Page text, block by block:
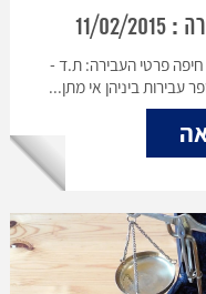
2015
4959-04-12 תעבורה חיפה פרטי העבירה: ת.ד -
ביניהן אי מתן...